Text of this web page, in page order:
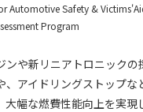
Automotive Safety &
Program
ンや新リニアトロニックの
、アイドリングストップな
大幅な燃費性能向上を実現